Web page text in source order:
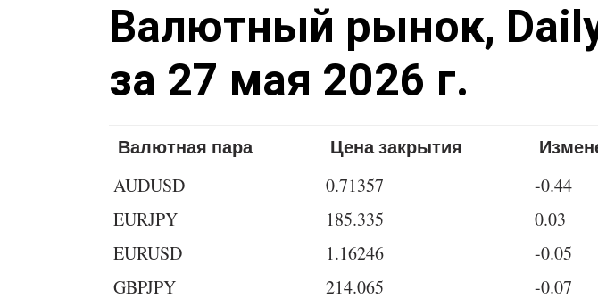
Валютный рынок,
за 27 мая 2026 г.
Валютная пара Цена закрытия
AUDUSD 0.71357
-0.44
EURJPY
185.335
0.03
EURUSD
1.16246
-0.05
GBPJPY
214.065
-0.07